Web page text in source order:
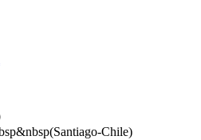
Chile)